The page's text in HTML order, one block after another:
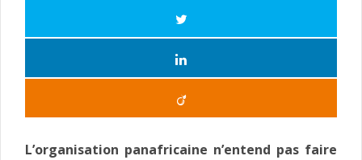
L’organisation panafricaine n’entend pas faire